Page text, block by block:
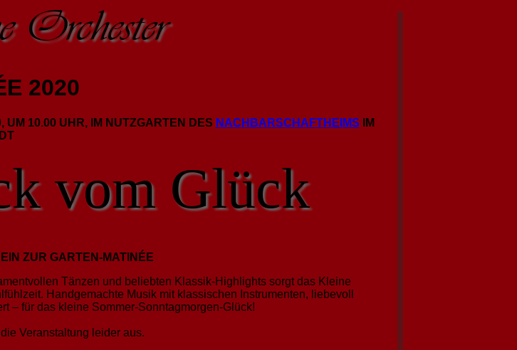
2020
UM 10.00 UHR, IM NUTZGARTEN DES NACHBARSCHAFTHEIMS IM
vom Glück
ZUR GARTEN-MATINÉE
Tänzen und beliebten Klassik-Highlights sorgt das Kleine
Handgemachte Musik mit klassischen Instrumenten, liebevoll
– für das kleine Sommer-Sonntagmorgen-Glück!
Veranstaltung leider aus.